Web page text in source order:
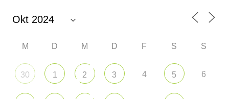
M D M D F S S
30 1 2 3 4 5 6